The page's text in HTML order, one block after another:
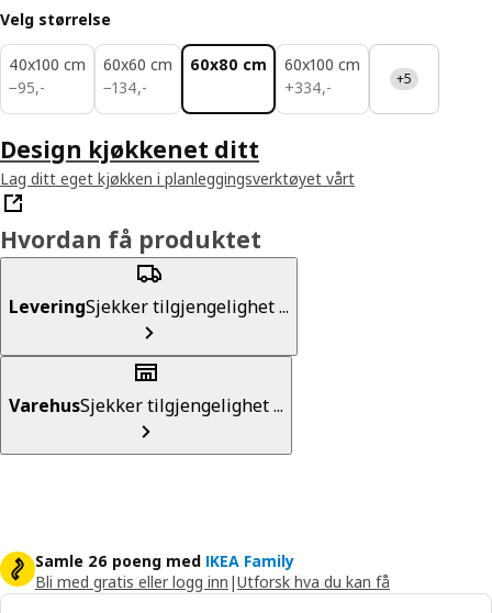
Velg størrelse
40x100 cm
−95,-
95,-
60x60 cm
−134,-
134,-
60x80 cm
60x100 cm
+334,-
334,- +5
Design kjøkkenet ditt
Lag ditt eget kjøkken i planleggingsverktøyet vårt
Hvordan få produktet
LeveringSjekker tilgjengelighet ...
VarehusSjekker tilgjengelighet ...
Samle 26 poeng med IKEA Family
Bli med gratis eller logg inn |Utforsk hva du kan få